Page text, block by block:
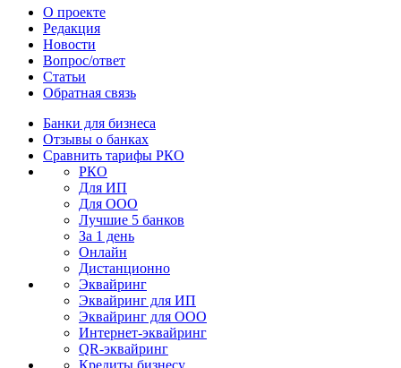
О проекте
Редакция
Новости
Вопрос/ответ
Статьи
Обратная связь
Банки для бизнеса
Отзывы о банках
Сравнить тарифы РКО
РКО
Для ИП
Для ООО
Лучшие 5 банков
За 1 день
Онлайн
Дистанционно
Эквайринг
Эквайринг для ИП
Эквайринг для ООО
Интернет-эквайринг
QR-эквайринг
Кредиты бизнесу